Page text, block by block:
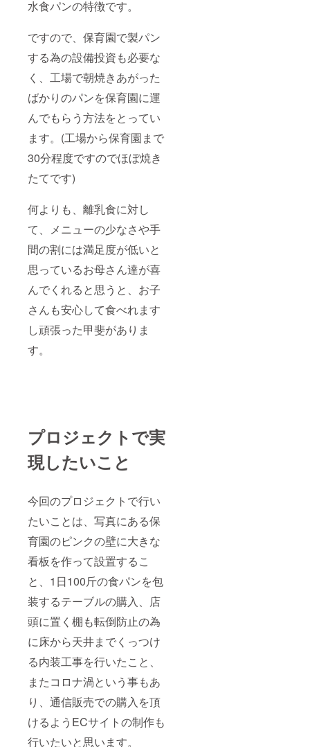
水食パンの特徴です。
ですので、保育園で製パン
する為の設備投資も必要な
く、工場で朝焼きあがった
ばかりのパンを保育園に運
んでもらう方法をとってい
ます。(工場から保育園まで
30分程度ですのでほぼ焼き
たてです)
何よりも、離乳食に対し
て、メニューの少なさや手
間の割には満足度が低いと
思っているお母さん達が喜
んでくれると思うと、お子
さんも安心して食べれます
し頑張った甲斐がありま
す。
プロジェクトで実
現したいこと
今回のプロジェクトで行い
たいことは、写真にある保
育園のピンクの壁に大きな
看板を作って設置するこ
と、1日100斤の食パンを包
装するテーブルの購入、店
頭に置く棚も転倒防止の為
に床から天井までくっつけ
る内装工事を行いたこと、
またコロナ渦という事もあ
り、通信販売での購入を頂
けるようECサイトの制作も
行いたいと思います。